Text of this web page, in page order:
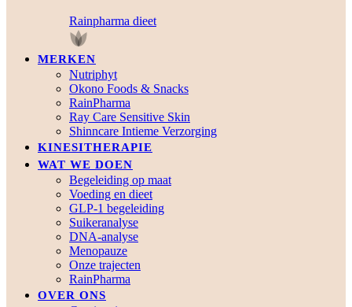
Rainpharma dieet
MERKEN
Nutriphyt
Okono Foods & Snacks
RainPharma
Ray Care Sensitive Skin
Shinncare Intieme Verzorging
KINESITHERAPIE
WAT WE DOEN
Begeleiding op maat
Voeding en dieet
GLP-1 begeleiding
Suikeranalyse
DNA-analyse
Menopauze
Onze trajecten
RainPharma
OVER ONS